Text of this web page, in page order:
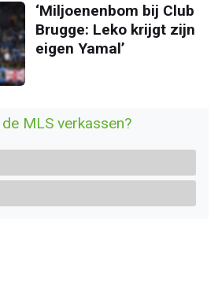
‘Miljoenenbom bij Club
Brugge: Leko krijgt zijn
eigen Yamal’
MLS verkassen?